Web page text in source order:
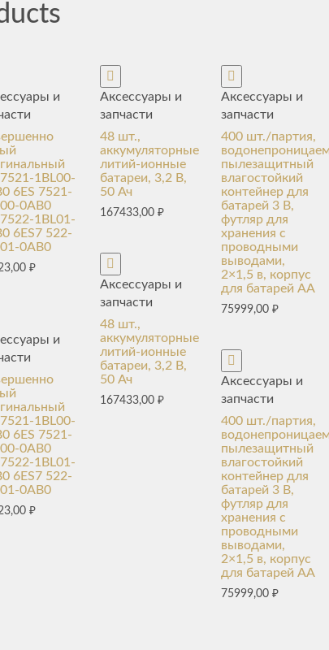
и
1BL00-
6ES 7521-
0AB0
1BL01-
6ES7 522-
0AB0
₽
и
1BL00-
6ES 7521-
0AB0
1BL01-
6ES7 522-
0AB0
₽
Аксессуары и
запчасти
48 шт.,
аккумуляторные
литий-ионные
батареи, 3,2 В,
50 Ач
167433,00 ₽
Аксессуары и
запчасти
48 шт.,
аккумуляторные
литий-ионные
батареи, 3,2 В,
50 Ач
167433,00 ₽
Аксессуары и
запчасти
400 шт./партия,
пылезащитный
влагостойкий
контейнер для
батарей 3 В,
футляр для
хранения с
проводными
выводами,
2×1,5 в, корпус
для батарей AA
75999,00₽
Аксессуары и
запчасти
400 шт./партия,
пылезащитный
влагостойкий
контейнер для
батарей 3 В,
футляр для
хранения с
проводными
выводами,
2×1,5 в, корпус
для батарей AA
75999,00₽